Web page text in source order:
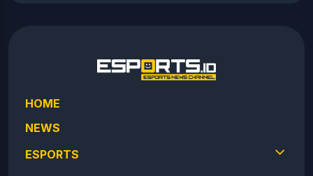
HOME
NEWS
ESPORTS